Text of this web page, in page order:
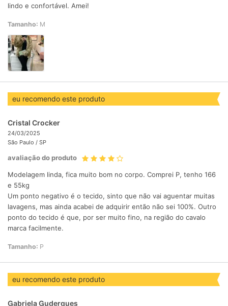
lindo e confortável. Amei!
Tamanho: M
eu recomendo este produto
Cristal Crocker
24/03/2025
São Paulo / SP
avaliação do produto
Modelagem linda, fica muito bom no corpo. Comprei P, tenho 166
e 55kg
Um ponto negativo é o tecido, sinto que não vai aguentar muitas
lavagens, mas ainda acabei de adquirir então não sei 100%. Outro
ponto do tecido é que, por ser muito fino, na região do cavalo
marca facilmente.
Tamanho: P
eu recomendo este produto
Gabriela Gudergues